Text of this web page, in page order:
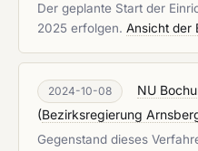
Der geplante Start der
2025 erfolgen. Ansicht der
2024-10-08
NU
(Bezirksregierung
Gegenstand dieses